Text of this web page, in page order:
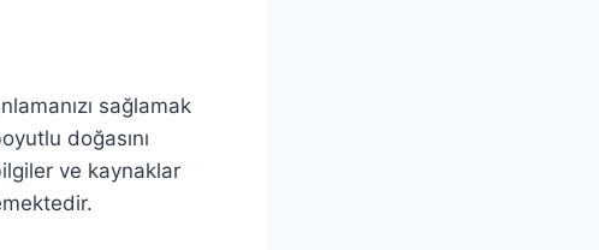
sağlamak
doğasını
ve kaynaklar